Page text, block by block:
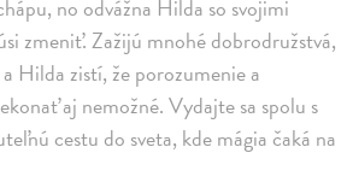
no odvážna Hilda so svojimi
zmeniť. Zažijú mnohé dobrodružstvá,
Hilda zistí, že porozumenie a
aj nemožné. Vydajte sa spolu s
cestu do sveta, kde mágia čaká na